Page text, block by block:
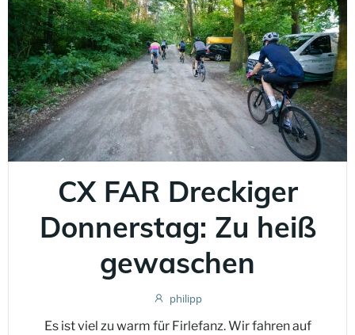
CX FAR Dreckiger
Donnerstag: Zu heiß
gewaschen
philipp
Es ist viel zu warm für Firlefanz. Wir fahren auf